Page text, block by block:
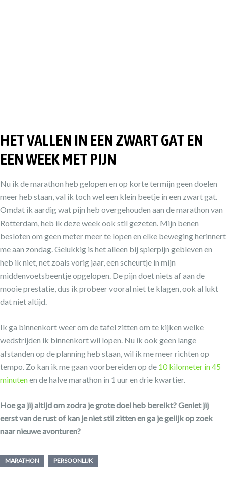
HET VALLEN IN EEN ZWART GAT EN
EEN WEEK MET PIJN
Nu ik de marathon heb gelopen en op korte termijn geen doelen
meer heb staan, val ik toch wel een klein beetje in een zwart gat.
Omdat ik aardig wat pijn heb overgehouden aan de marathon van
Rotterdam, heb ik deze week ook stil gezeten. Mijn benen
besloten om geen meter meer te lopen en elke beweging herinnert
me aan zondag. Gelukkig is het alleen bij spierpijn gebleven en
heb ik niet, net zoals vorig jaar, een scheurtje in mijn
middenvoetsbeentje opgelopen. De pijn doet niets af aan de
mooie prestatie, dus ik probeer vooral niet te klagen, ook al lukt
dat niet altijd.
Ik ga binnenkort weer om de tafel zitten om te kijken welke
wedstrijden ik binnenkort wil lopen. Nu ik ook geen lange
afstanden op de planning heb staan, wil ik me meer richten op
tempo. Zo kan ik me gaan voorbereiden op de 10 kilometer in 45
minutenen de halve marathon in 1 uur en drie kwartier.
Hoe ga jij altijd om zodra je grote doel heb bereikt? Geniet jij
eerst van de rust of kan je niet stil zitten en ga je gelijk op zoek
naar nieuwe avonturen?
MARATHON PERSOONLIJK